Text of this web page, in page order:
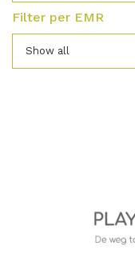
Filter per EMR
Show all